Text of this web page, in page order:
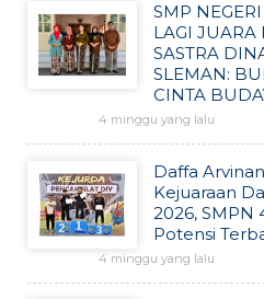
SMP
LAGI JUARA
SASTRA
SLEMAN:
CINTA
4 minggu yang lalu
Daffa
Kejuaraan
2026, SMPN
Potensi
4 minggu yang lalu